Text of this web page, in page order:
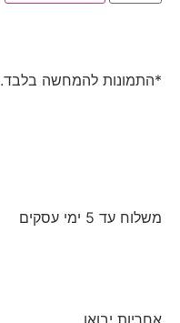
*התמונות להמחשה בלבד.
משלוח עד 5 ימי עסקים
אחריות יבואן